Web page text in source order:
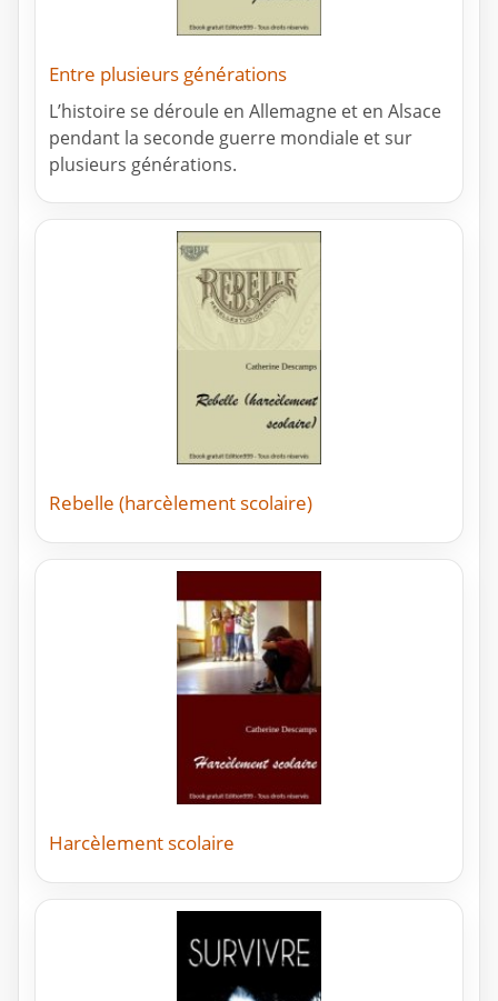
Entre plusieurs générations
L’histoire se déroule en Allemagne et en Alsace
pendant la seconde guerre mondiale et sur
plusieurs générations.
Rebelle (harcèlement scolaire)
Harcèlement scolaire